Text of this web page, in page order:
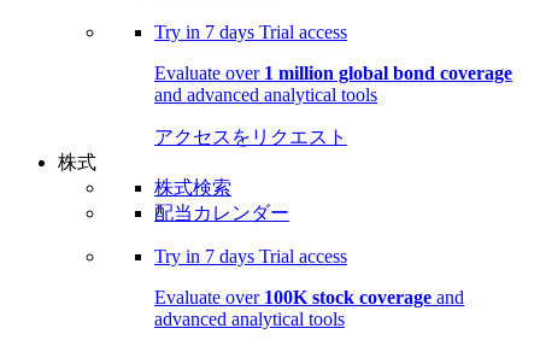
Try in 7 days Trial access
Evaluate over 1 million global bond coverage
and advanced analytical tools
アクセスをリクエスト
株式
株式検索
配当カレンダー
Try in 7 days Trial access
Evaluate over 100K stock coverage and
advanced analytical tools